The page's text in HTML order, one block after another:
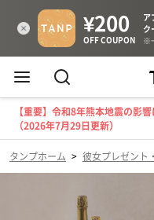
【重要】令和8年熊本地震の影
（2026年7月29日更新）
タンプホーム > 彼女プレゼント